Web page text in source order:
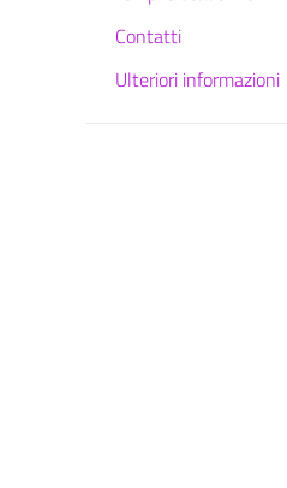
Contatti
Ulteriori informazioni